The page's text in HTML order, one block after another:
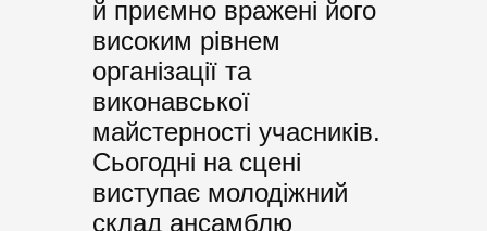
й приємно вражені його
високим рівнем
організації та
виконавської
майстерності учасників.
Сьогодні на сцені
виступає молодіжний
склад ансамблю